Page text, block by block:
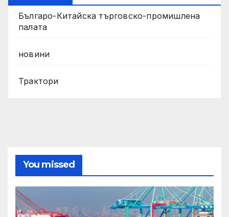
Българо-Китайска търговско-промишлена
палата
новини
Трактори
You missed